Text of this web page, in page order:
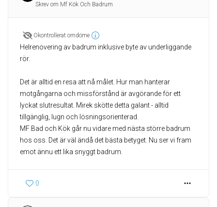
Skrev om Mf Kök Och Badrum
Okontrollerat omdöme
Helrenovering av badrum inklusive byte av underliggande
rör.
Det är alltid en resa att nå målet. Hur man hanterar
motgångarna och missförstånd är avgörande för ett
lyckat slutresultat. Mirek skötte detta galant - alltid
tillgänglig, lugn och lösningsorienterad.
MF Bad och Kök går nu vidare med nästa större badrum
hos oss. Det är väl ändå det bästa betyget. Nu ser vi fram
emot ännu ett lika snyggt badrum.
0